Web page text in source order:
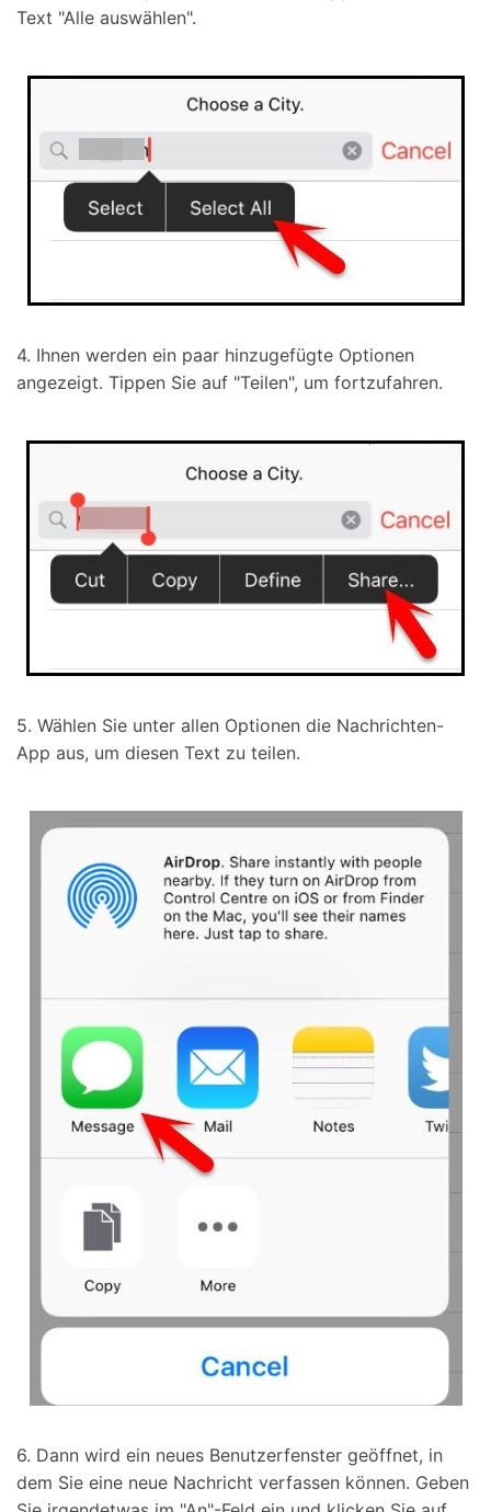
Text "Alle auswählen".
4. Ihnen werden ein paar hinzugefügte Optionen
angezeigt. Tippen Sie auf "Teilen", um fortzufahren.
5. Wählen Sie unter allen Optionen die Nachrichten-
App aus, um diesen Text zu teilen.
6. Dann wird ein neues Benutzerfenster geöffnet, in
dem Sie eine neue Nachricht verfassen können. Geben